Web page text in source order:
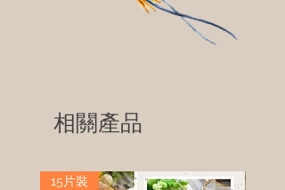
相關產品
15片裝